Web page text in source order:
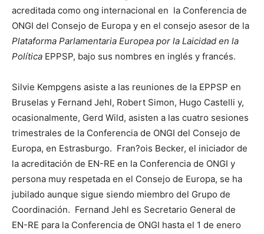
acreditada como ong internacional en la Conferencia de
ONGI del Consejo de Europa y en el consejo asesor de la
Plataforma Parlamentaria Europea por la Laicidad en la
Polí­tica EPPSP, bajo sus nombres en inglés y francés.
Silvie Kempgens asiste a las reuniones de la EPPSP en
Bruselas y Fernand Jehl, Robert Simon, Hugo Castelli y,
ocasionalmente, Gerd Wild, asisten a las cuatro sesiones
trimestrales de la Conferencia de ONGI del Consejo de
Europa, en Estrasburgo. Fran?ois Becker, el iniciador de
la acreditación de EN-RE en la Conferencia de ONGI y
persona muy respetada en el Consejo de Europa, se ha
jubilado aunque sigue siendo miembro del Grupo de
Coordinación. Fernand Jehl es Secretario General de
EN-RE para la Conferencia de ONGI hasta el 1 de enero